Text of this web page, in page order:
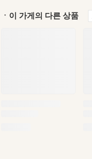
ㆍ이 가게의 다른 상품